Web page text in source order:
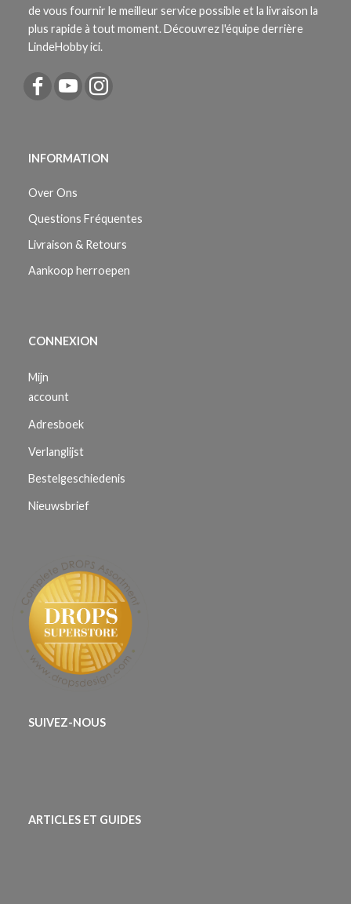
de vous fournir le meilleur service possible et la livraison la
plus rapide à tout moment. Découvrez l'équipe derrière
LindeHobby ici.
INFORMATION
Over Ons
Questions Fréquentes
Livraison & Retours
Aankoop herroepen
CONNEXION
Mijn
account
Adresboek
Verlanglijst
Bestelgeschiedenis
Nieuwsbrief
SUIVEZ-NOUS
ARTICLES ET GUIDES